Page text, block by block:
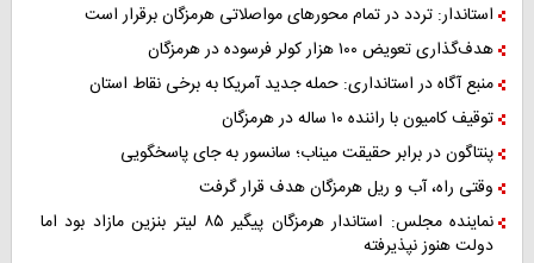
استاندار: تردد در تمام محورهای مواصلاتی هرمزگان برقرار است
هدف‌گذاری تعویض ۱۰۰ هزار کولر فرسوده در هرمزگان
منبع آگاه در استانداری: حمله جدید آمریکا به برخی نقاط استان
توقیف کامیون با راننده ۱۰ ساله در هرمزگان
پنتاگون در برابر حقیقت میناب؛ سانسور به جای پاسخگویی
وقتی راه، آب و ریل هرمزگان هدف قرار گرفت
نماینده مجلس: استاندار هرمزگان پیگیر ۸۵ لیتر بنزین مازاد بود اما
دولت هنوز نپذیرفته